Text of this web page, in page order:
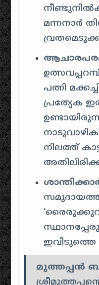
മന്നനാർ
പത്നി
പ്രത്യേക
നിലത്ത്
ഇവിടുത്തെ
മുത്തപ്പൻ